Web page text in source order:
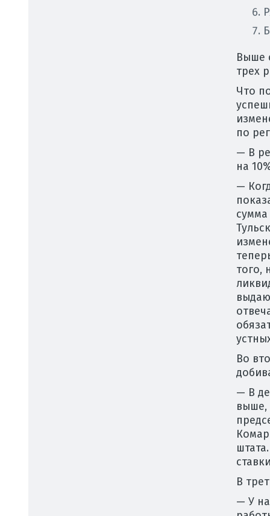
Выше
трех
Что
по
— В
на
—
того,
Во
— В
выше,
В
— У